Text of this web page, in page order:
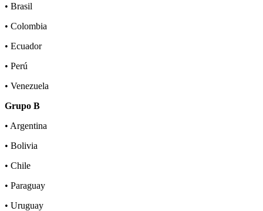
• Brasil
• Colombia
• Ecuador
• Perú
• Venezuela
Grupo B
• Argentina
• Bolivia
• Chile
• Paraguay
• Uruguay